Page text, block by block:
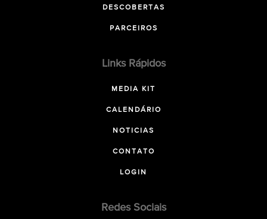
DESCOBERTAS
PARCEIROS
Links Rápidos
MEDIA KIT
CALENDÁRIO
NOTICIAS
CONTATO
LOGIN
Redes Sociais